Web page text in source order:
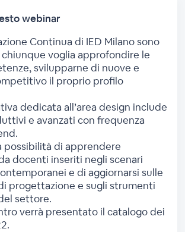
webinar
Continua di IED Milano sono
voglia approfondire le
svilupparne di nuove e
il proprio profilo
dedicata all’area design include
e avanzati con frequenza
possibilità di apprendere
docenti inseriti negli scenari
e di aggiornarsi sulle
progettazione e sugli strumenti
settore.
verrà presentato il catalogo dei